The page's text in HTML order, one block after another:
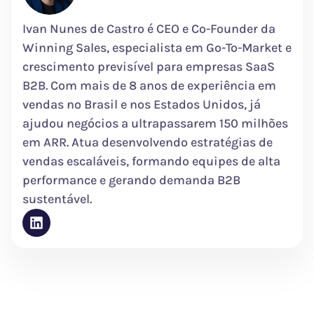
Ivan Nunes de Castro é CEO e Co-Founder da
Winning Sales, especialista em Go-To-Market e
crescimento previsível para empresas SaaS
B2B. Com mais de 8 anos de experiência em
vendas no Brasil e nos Estados Unidos, já
ajudou negócios a ultrapassarem 150 milhões
em ARR. Atua desenvolvendo estratégias de
vendas escaláveis, formando equipes de alta
performance e gerando demanda B2B
sustentável.